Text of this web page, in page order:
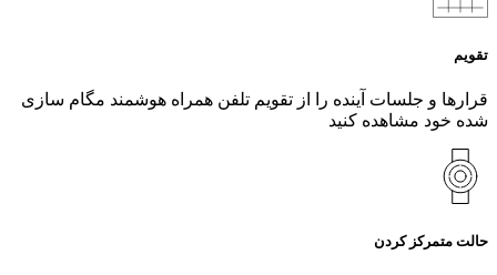
تقویم
قرارها و جلسات آینده را از تقویم تلفن همراه هوشمند مگام سازی
شده خود مشاهده کنید
حالت متمرکز کردن